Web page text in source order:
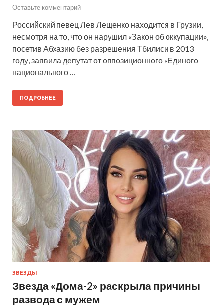
Оставьте комментарий
Российский певец Лев Лещенко находится в Грузии,
несмотря на то, что он нарушил «Закон об оккупации»,
посетив Абхазию без разрешения Тбилиси в 2013
году, заявила депутат от оппозиционного «Единого
национального …
ПОДРОБНЕЕ
ЗВЕЗДЫ
Звезда «Дома-2» раскрыла причины
развода с мужем